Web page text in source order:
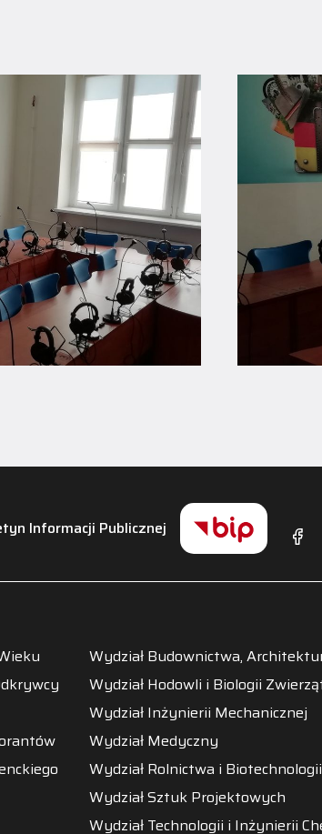
Informacji Publicznej
Wydział Budownictwa,
Wydział Hodowli i Biologii
Wydział Inżynierii Mechanicznej
Wydział Medyczny
Wydział Rolnictwa i Biotechnologii
Wydział Sztuk Projektowych
Wydział Technologii i Inżynierii